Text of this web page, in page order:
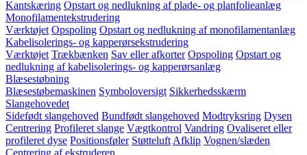
Kantskæring Opstart og nedlukning af plade- og planfolieanlæg
Monofilamentekstrudering
Værktøjet Opspoling Opstart og nedlukning af monofilamentanlæg
Kabelisolerings- og kapperørsekstrudering
Værktøjet Trækbænken Sav eller afkorter Opspoling Opstart og
nedlukning af kabelisolerings- og kapperørsanlæg
Blæsestøbning
Blæsestøbemaskinen Symboloversigt Sikkerhedsskærm
Slangehovedet
Sidefødt slangehoved Bundfødt slangehoved Modtryksring Dysen
Centrering Profileret slange Vægtkontrol Vandring Ovaliseret eller
profileret dyse Positionsføler Støtteluft Afklip Vognen/slæden
Centrering af ekstruderen